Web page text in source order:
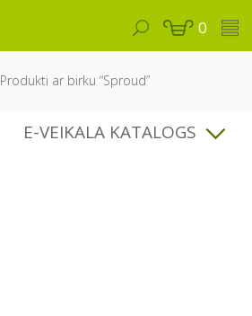
0
Produkti ar birku “Sproud”
E-VEIKALA KATALOGS